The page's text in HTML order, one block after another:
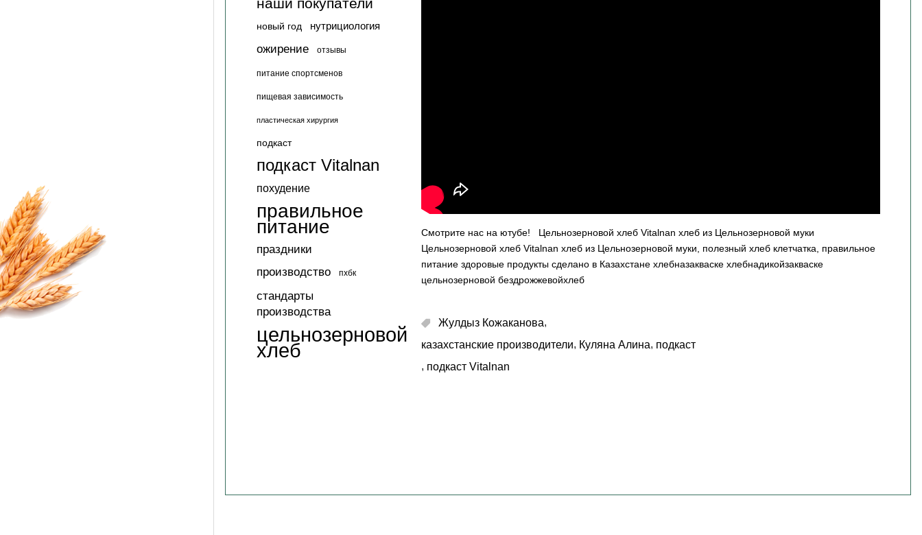
Смотрите нас на ютубе! Цельнозерновой хлеб Vitalnan хлеб из Цельнозерновой муки
Цельнозерновой хлеб Vitalnan хлеб из Цельнозерновой муки, полезный хлеб клетчатка, правильное
питание здоровые продукты сделано в Казахстане хлебназакваске хлебнадикойзакваске
цельнозерновой бездрожжевойхлеб
Жулдыз Кожаканова,
казахстанские производители, Куляна Алина, подкаст
, подкаст Vitalnan
наши покупатели
новый год нутрициология
ожирение отзывы
питание спортсменов
пищевая зависимость
пластическая хирургия
подкаст
подкаст Vitalnan
похудение
правильное
питание
праздники
производство
пхбк
стандарты
производства
цельнозерновой
хлеб